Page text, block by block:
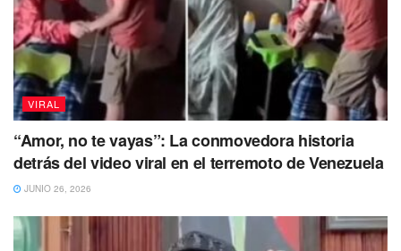
VIRAL
“Amor, no te vayas”: La conmovedora historia
detrás del video viral en el terremoto de Venezuela
JUNIO 26, 2026